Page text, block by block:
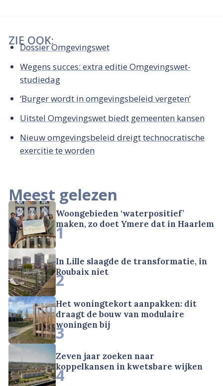
ZIE OOK:
Dossier Omgevingswet
Wegens succes: extra editie Omgevingswet-
studiedag
‘Burger wordt in omgevingsbeleid vergeten’
Uitstel Omgevingswet biedt gemeenten kansen
Nieuw omgevingsbeleid dreigt technocratische
exercitie te worden
Meest gelezen
Woongebieden ‘waterpositief’
maken, zo doet Ymere dat in Haarlem
1
In Lille slaagde de transformatie, in
Roubaix niet
2
Het woningtekort aanpakken: dit
draagt de bouw van modulaire
woningen bij
3
Zeven jaar zoeken naar
koppelkansen in kwetsbare wijken
4